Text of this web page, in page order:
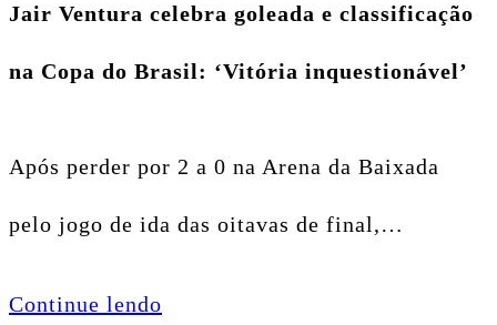
Jair Ventura celebra goleada e classificação
na Copa do Brasil: ‘Vitória inquestionável’
Após perder por 2 a 0 na Arena da Baixada
pelo jogo de ida das oitavas de final,…
Continue lendo